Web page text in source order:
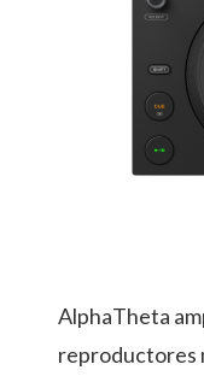
AlphaTheta
reproductores